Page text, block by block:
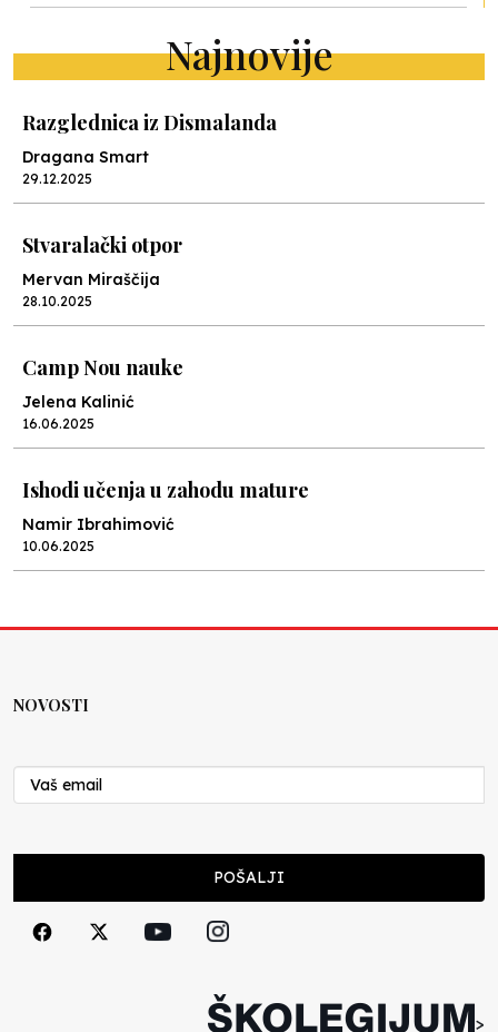
Najnovije
Razglednica iz Dismalanda
Dragana Smart
29.12.2025
Stvaralački otpor
Mervan Miraščija
28.10.2025
Camp Nou nauke
Jelena Kalinić
16.06.2025
Ishodi učenja u zahodu mature
Namir Ibrahimović
10.06.2025
Nenad Veličković
29.10.2024
Cuke i djeca
NOVOSTI
POŠALJI
>